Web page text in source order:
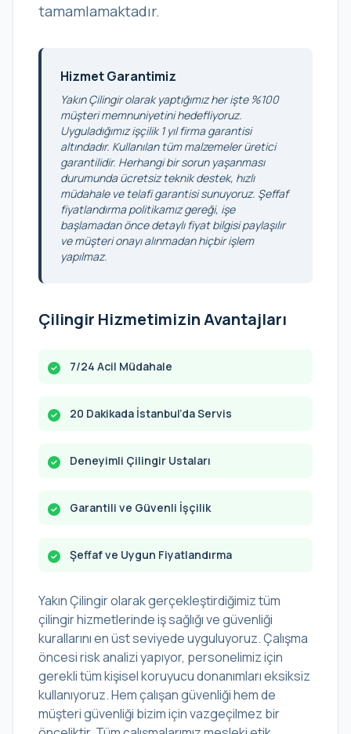
tamamlamaktadır.
Hizmet Garantimiz
Yakın Çilingir olarak yaptığımız her işte %100
müşteri memnuniyetini hedefliyoruz.
Uyguladığımız işçilik 1 yıl firma garantisi
altındadır. Kullanılan tüm malzemeler üretici
garantilidir. Herhangi bir sorun yaşanması
durumunda ücretsiz teknik destek, hızlı
müdahale ve telafi garantisi sunuyoruz. Şeffaf
fiyatlandırma politikamız gereği, işe
başlamadan önce detaylı fiyat bilgisi paylaşılır
ve müşteri onayı alınmadan hiçbir işlem
yapılmaz.
Çilingir Hizmetimizin Avantajları
7/24 Acil Müdahale
20 Dakikada İstanbul’da Servis
Deneyimli Çilingir Ustaları
Garantili ve Güvenli İşçilik
Şeffaf ve Uygun Fiyatlandırma
Yakın Çilingir olarak gerçekleştirdiğimiz tüm
çilingir hizmetlerinde iş sağlığı ve güvenliği
kurallarını en üst seviyede uyguluyoruz. Çalışma
öncesi risk analizi yapıyor, personelimiz için
gerekli tüm kişisel koruyucu donanımları eksiksiz
kullanıyoruz. Hem çalışan güvenliği hem de
müşteri güvenliği bizim için vazgeçilmez bir